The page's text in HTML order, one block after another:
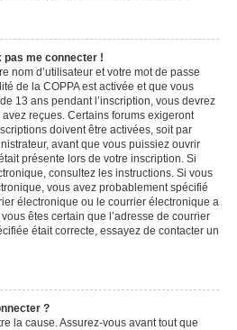
pas me connecter !
nom d’utilisateur et votre mot de passe
de la COPPA est activée et que vous
13 ans pendant l’inscription, vous devrez
reçues. Certains forums exigeront
doivent être activées, soit par
avant que vous puissiez ouvrir
présente lors de votre inscription. Si
consultez les instructions. Si vous
vous avez probablement spécifié
électronique ou le courrier électronique a
êtes certain que l’adresse de courrier
était correcte, essayez de contacter un
?
la cause. Assurez-vous avant tout que